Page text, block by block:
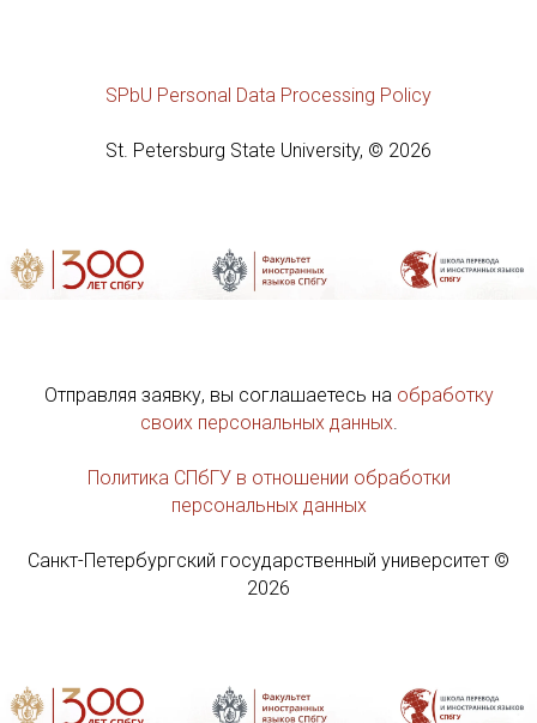
SPbU Personal Data Processing Policy
St. Petersburg State University, © 2026
Отправляя заявку, вы соглашаетесь на обработку
своих персональных данных.
Политика СПбГУ в отношении обработки
персональных данных
Санкт-Петербургский государственный университет ©
2026